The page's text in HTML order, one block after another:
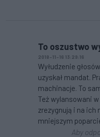
To oszustwo
2018-11-16 13:29:16
Wyłudzenie
uzyskał mandat.
machinacje. To
Też wylansowani
zrezygnują i na ich
mniejszym
Aby